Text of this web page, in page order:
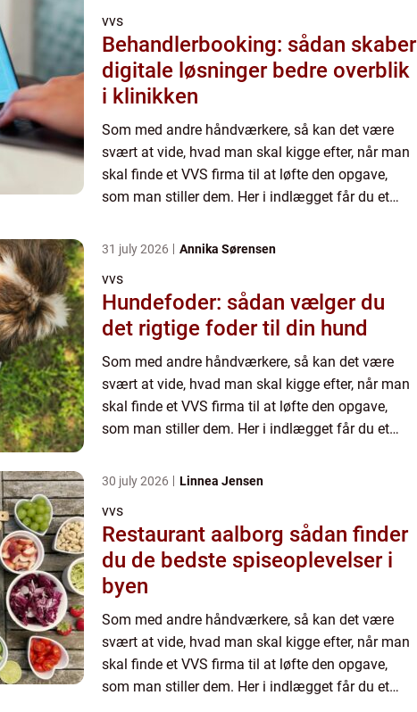
vvs
Behandlerbooking: sådan skaber
digitale løsninger bedre overblik
i klinikken
Som med andre håndværkere, så kan det være
svært at vide, hvad man skal kigge efter, når man
skal finde et VVS firma til at løfte den opgave,
som man stiller dem. Her i indlægget får du et
31 july 2026 Annika Sørensen
vvs
Hundefoder: sådan vælger du
det rigtige foder til din hund
Som med andre håndværkere, så kan det være
svært at vide, hvad man skal kigge efter, når man
skal finde et VVS firma til at løfte den opgave,
som man stiller dem. Her i indlægget får du et
30 july 2026 Linnea Jensen
vvs
Restaurant aalborg sådan finder
du de bedste spiseoplevelser i
byen
Som med andre håndværkere, så kan det være
svært at vide, hvad man skal kigge efter, når man
skal finde et VVS firma til at løfte den opgave,
som man stiller dem. Her i indlægget får du et